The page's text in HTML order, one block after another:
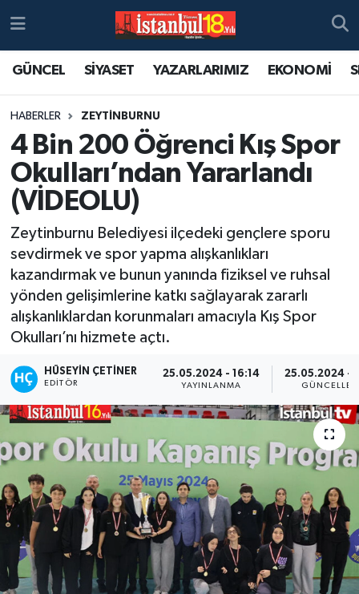
GÜNCEL SİYASET YAZARLARIMIZ EKONOMİ
HABERLER ZEYTİNBURNU
4 Bin 200 Öğrenci Kış Spor
Okulları’ndan Yararlandı
(VİDEOLU)
Zeytinburnu Belediyesi ilçedeki gençlere sporu
sevdirmek ve spor yapma alışkanlıkları
kazandırmak ve bunun yanında fiziksel ve ruhsal
yönden gelişimlerine katkı sağlayarak zararlı
alışkanlıklardan korunmaları amacıyla Kış Spor
Okulları’nı hizmete açtı.
HÜSEYIN ÇETINER
EDITÖR
25.05.2024 - 16:14
YAYINLANMA
25.05.2024 -